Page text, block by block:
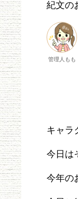
紀文の
管理人もも
キャラ
今日は
今年の